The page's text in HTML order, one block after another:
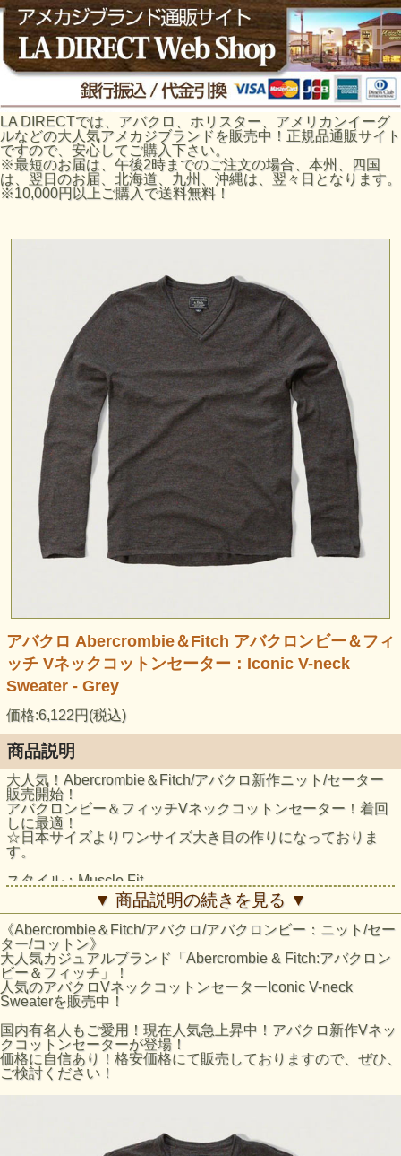
LA DIRECTでは、アバクロ、ホリスター、アメリカンイーグ
ルなどの大人気アメカジブランドを販売中！正規品通販サイト
ですので、安心してご購入下さい。
※最短のお届は、午後2時までのご注文の場合、本州、四国
は、翌日のお届、北海道、九州、沖縄は、翌々日となります。
※10,000円以上ご購入で送料無料！
アバクロ Abercrombie＆Fitch アバクロンビー＆フィ
ッチ Vネックコットンセーター：Iconic V-neck
Sweater - Grey
価格:6,122円(税込)
商品説明
大人気！Abercrombie＆Fitch/アバクロ新作ニット/セーター
販売開始！
アバクロンビー＆フィッチVネックコットンセーター！着回
しに最適！
☆日本サイズよりワンサイズ大き目の作りになっておりま
す。
スタイル：Muscle Fit
アバクロ/セーター：Iconic V-neck Sweater採寸結果
☆Sサイズ
着丈：約64cm（襟下より採寸。）
身幅：約45cm（脇下より採寸）
袖丈：約65cm（肩口より採寸）
☆Mサイズ
着丈：約66cm（襟下より採寸。）
身幅：約47cm（脇下より採寸）
袖丈：約67cm（肩口より採寸）
☆Lサイズ
着丈：約68cm（襟下より採寸。）
身幅：約50cm（脇下より採寸）
袖丈：約68cm（肩口より採寸）
袖丈：約70cm（肩口より採寸）
※平置きにて採寸のため若干の誤差がございます。
▼ 商品説明の続きを見る ▼
《Abercrombie＆Fitch/アバクロ/アバクロンビー：ニット/セー
ター/コットン》
大人気カジュアルブランド「Abercrombie & Fitch:アバクロン
ビー＆フィッチ」！
人気のアバクロVネックコットンセーターIconic V-neck
Sweaterを販売中！
国内有名人もご愛用！現在人気急上昇中！アバクロ新作Vネッ
クコットンセーターが登場！
価格に自信あり！格安価格にて販売しておりますので、ぜひ、
ご検討ください！